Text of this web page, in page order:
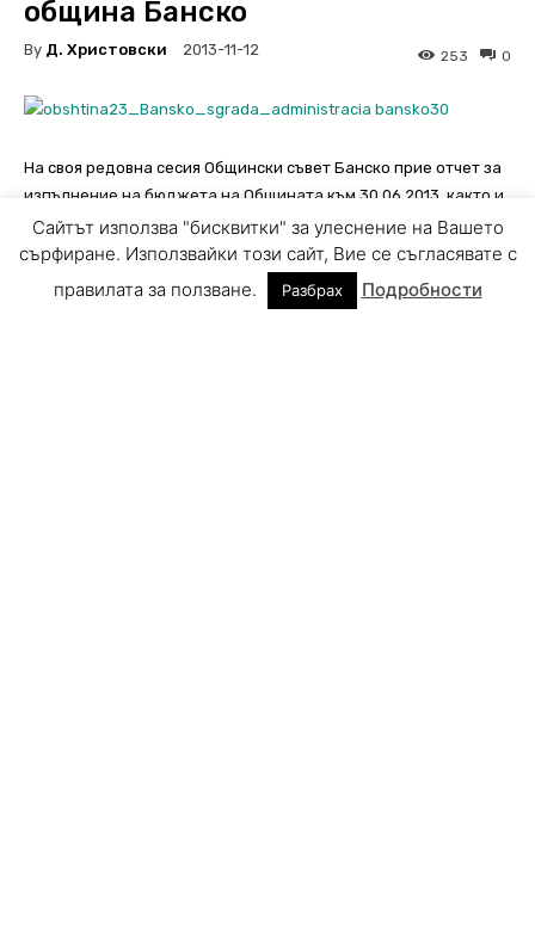
Сайтът използва "бисквитки" за улеснение на Вашето
сърфиране. Използвайки този сайт, Вие се съгласявате с
правилата за ползване.
Разбрах Подробности